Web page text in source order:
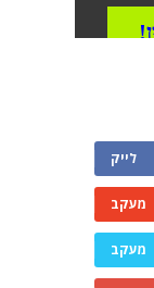
לייק
מעקב
מעקב